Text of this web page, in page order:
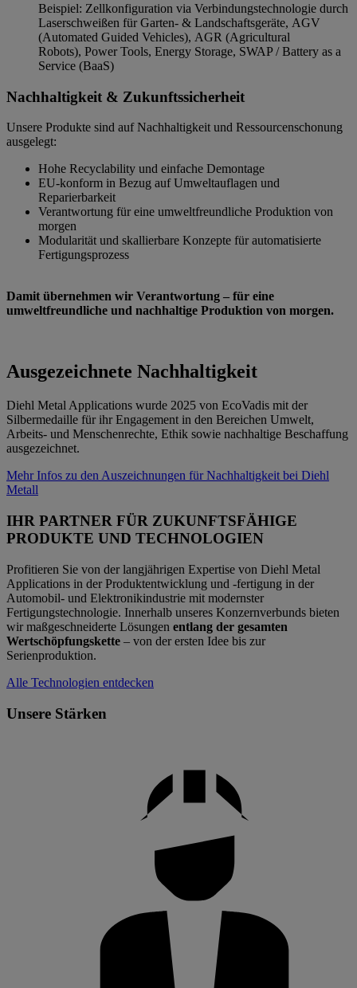
Beispiel: Zellkonfiguration via Verbindungstechnologie durch
Laserschweißen für Garten- & Landschaftsgeräte, AGV
(Automated Guided Vehicles), AGR (Agricultural
Robots), Power Tools, Energy Storage, SWAP / Battery as a
Service (BaaS)
Nachhaltigkeit & Zukunftssicherheit
Unsere Produkte sind auf Nachhaltigkeit und Ressourcenschonung
ausgelegt:
Hohe Recyclability und einfache Demontage
EU-konform in Bezug auf Umweltauflagen und
Reparierbarkeit
Verantwortung für eine umweltfreundliche Produktion von
morgen
Modularität und skallierbare Konzepte für automatisierte
Fertigungsprozess
Damit übernehmen wir Verantwortung – für eine
umweltfreundliche und nachhaltige Produktion von morgen.
Ausgezeichnete Nachhaltigkeit
Diehl Metal Applications wurde 2025 von EcoVadis mit der
Silbermedaille für ihr Engagement in den Bereichen Umwelt,
Arbeits- und Menschenrechte, Ethik sowie nachhaltige Beschaffung
ausgezeichnet.
Mehr Infos zu den Auszeichnungen für Nachhaltigkeit bei Diehl
Metall
IHR PARTNER FÜR ZUKUNFTSFÄHIGE
PRODUKTE UND TECHNOLOGIEN
Profitieren Sie von der langjährigen Expertise von Diehl Metal
Applications in der Produktentwicklung und -fertigung in der
Automobil- und Elektronikindustrie mit modernster
Fertigungstechnologie. Innerhalb unseres Konzernverbunds bieten
wir maßgeschneiderte Lösungen entlang der gesamten
Wertschöpfungskette – von der ersten Idee bis zur
Serienproduktion.
Alle Technologien entdecken
Unsere Stärken